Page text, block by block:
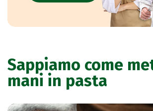
Sappiamo come
mani in pasta